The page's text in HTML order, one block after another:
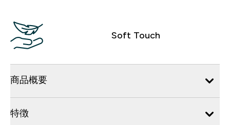
Soft Touch
商品概要
特徴